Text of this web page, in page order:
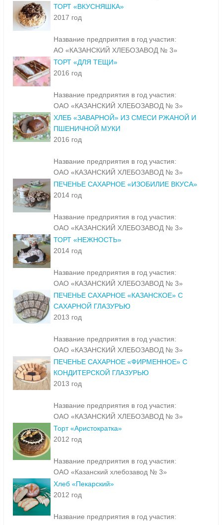
ТОРТ «ВКУСНЯШКА»
2017 год
Название предприятия в год участия:
АО «КАЗАНСКИЙ ХЛЕБОЗАВОД № 3»
ТОРТ «ДЛЯ ТЕЩИ»
2016 год
Название предприятия в год участия:
ОАО «КАЗАНСКИЙ ХЛЕБОЗАВОД № 3»
ХЛЕБ «ЗАВАРНОЙ» ИЗ СМЕСИ РЖАНОЙ И
ПШЕНИЧНОЙ МУКИ
2016 год
Название предприятия в год участия:
ОАО «КАЗАНСКИЙ ХЛЕБОЗАВОД № 3»
ПЕЧЕНЬЕ САХАРНОЕ «ИЗОБИЛИЕ ВКУСА»
2014 год
Название предприятия в год участия:
ОАО «КАЗАНСКИЙ ХЛЕБОЗАВОД № 3»
ТОРТ «НЕЖНОСТЬ»
2014 год
Название предприятия в год участия:
ОАО «КАЗАНСКИЙ ХЛЕБОЗАВОД № 3»
ПЕЧЕНЬЕ САХАРНОЕ «КАЗАНСКОЕ» С
САХАРНОЙ ГЛАЗУРЬЮ
2013 год
Название предприятия в год участия:
ОАО «КАЗАНСКИЙ ХЛЕБОЗАВОД № 3»
ПЕЧЕНЬЕ САХАРНОЕ «ФИРМЕННОЕ» С
КОНДИТЕРСКОЙ ГЛАЗУРЬЮ
2013 год
Название предприятия в год участия:
ОАО «КАЗАНСКИЙ ХЛЕБОЗАВОД № 3»
Торт «Аристократка»
2012 год
Название предприятия в год участия:
ОАО «Казанский хлебозавод № 3»
Хлеб «Пекарский»
2012 год
Название предприятия в год участия: